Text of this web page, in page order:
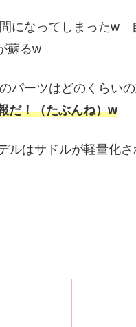
になってしまったw
蘇るw
パーツはどのくらい
だ！（たぶんね）w
はサドルが軽量化さ